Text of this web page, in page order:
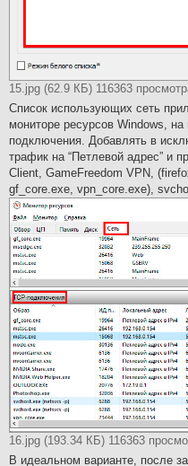
15.jpg (62.9 КБ) 116363
Список использующих сеть
мониторе ресурсов Windows, на
подключения. Добавлять в
трафик на “Петлевой адрес” и
Client, GameFreedom VPN,
gf_core.exe, vpn_core.exe),
16.jpg (193.34 КБ) 116363
В идеальном варианте, после